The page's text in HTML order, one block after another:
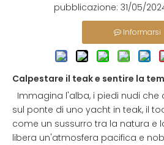
pubblicazione: 31/05/
Informarsi
Calpestare il teak e sentire la
Immagina l'alba, i piedi nudi
sul ponte di uno yacht in teak, il
come un sussurro tra la natura e
libera un'atmosfera pacifica e